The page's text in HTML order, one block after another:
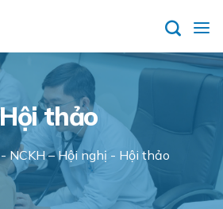
thảo
NCKH–Hội nghị - Hội thảo